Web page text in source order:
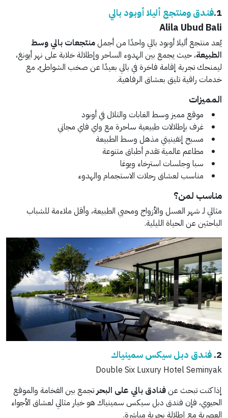
1. فندق ومنتجع أليلا أوبود بالي
Alila Ubud Bali
يُعد منتجع أليلا أوبود بالي واحدًا من أجملمنتجعات بالي وسط
الطبيعة، حيث يجمع بين الهدوء الساحر وإطلالة خلابة على نهر أيونغ،
ليمنحك تجربة إقامة فاخرة في بالي بعيدًا عن صخب الشواطئ، مع
خدمات راقية تليق بعشاق الرفاهية.
المميزات
موقع مميز وسط الغابات والتلال في أوبود
غرف بإطلالات طبيعية ساحرة مع واي فاي مجاني
مسبح إنفينيتي مذهل وسط الطبيعة
مطاعم عالمية تقدم أطباق متنوعة
سبا وجلسات استرخاء ويوغا
مناسب لعشاق رحلات الاستجمام والهدوء
مناسب لمن؟
مثالي لـ شهر العسل والأزواج ومحبي الطبيعة، وأقل ملاءمة للشباب
الباحثين عن الحياة الليلية.
2. فندق دبل سيكس سمينياك
Double Six Luxury Hotel Seminyak
إذا كنت تبحث عنفنادق بالي على البحرتجمع بين الفخامة والموقع
الحيوي، فإن فندق دبل سيكس سمينياك هو خيار مثالي لعشاق الأجواء
العصرية مع إطلالة بحرية مباشرة.